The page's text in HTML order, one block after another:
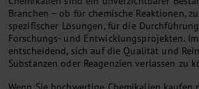
Branchen – ob für chemische Reaktionen,
spezifischer Lösungen, für die
Forschungs- und Entwicklungsprojekten.
entscheidend, sich auf die Qualität und
Substanzen oder Reagenzien verlassen zu